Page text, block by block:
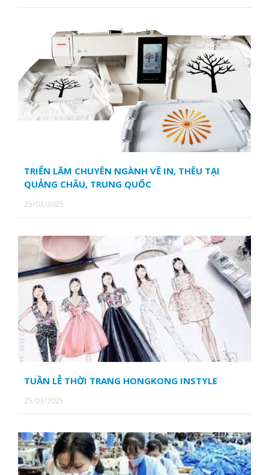
CÔNG TY TNHH SX TM DV QUẾ HƯƠNG
TRIỂN LÃM CHUYÊN NGÀNH VỀ IN, THÊU TẠI
QUẢNG CHÂU, TRUNG QUỐC
25/03/2025
TUẦN LỄ THỜI TRANG HONGKONG INSTYLE
25/03/2025